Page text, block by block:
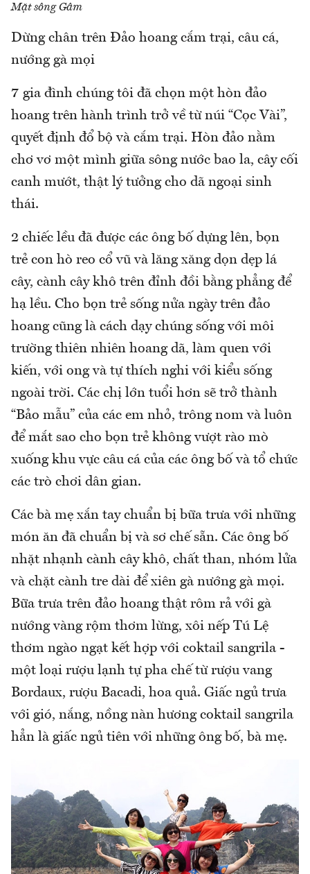
Mặt sông Gâm
Dừng chân trên Đảo hoang cắm trại, câu cá,
nướng gà mọi
7 gia đình chúng tôi đã chọn một hòn đảo
hoang trên hành trình trở về từ núi “Cọc Vài”,
quyết định đổ bộ và cắm trại. Hòn đảo nằm
chơ vơ một mình giữa sông nước bao la, cây cối
canh mướt, thật lý tưởng cho dã ngoại sinh
thái.
2 chiếc lều đã được các ông bố dựng lên, bọn
trẻ con hò reo cổ vũ và lăng xăng dọn dẹp lá
cây, cành cây khô trên đỉnh đồi bằng phẳng để
hạ lều. Cho bọn trẻ sống nửa ngày trên đảo
hoang cũng là cách dạy chúng sống với môi
trường thiên nhiên hoang dã, làm quen với
kiến, với ong và tự thích nghi với kiểu sống
ngoài trời. Các chị lớn tuổi hơn sẽ trở thành
“Bảo mẫu” của các em nhỏ, trông nom và luôn
để mắt sao cho bọn trẻ không vượt rào mò
xuống khu vực câu cá của các ông bố và tổ chức
các trò chơi dân gian.
Các bà mẹ xắn tay chuẩn bị bữa trưa với những
món ăn đã chuẩn bị và sơ chế sẵn. Các ông bố
nhặt nhạnh cành cây khô, chất than, nhóm lửa
và chặt cành tre dài để xiên gà nướng gà mọi.
Bữa trưa trên đảo hoang thật rôm rả với gà
nướng vàng rộm thơm lừng, xôi nếp Tú Lệ
thơm ngào ngạt kết hợp với coktail sangrila -
một loại rượu lạnh tự pha chế từ rượu vang
Bordaux, rượu Bacadi, hoa quả. Giấc ngủ trưa
với gió, nắng, nồng nàn hương coktail sangrila
hẳn là giấc ngủ tiên với những ông bố, bà mẹ.